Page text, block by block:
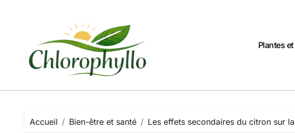
Plantes
Accueil Bien-être et santé Les effets secondaires du citron sur